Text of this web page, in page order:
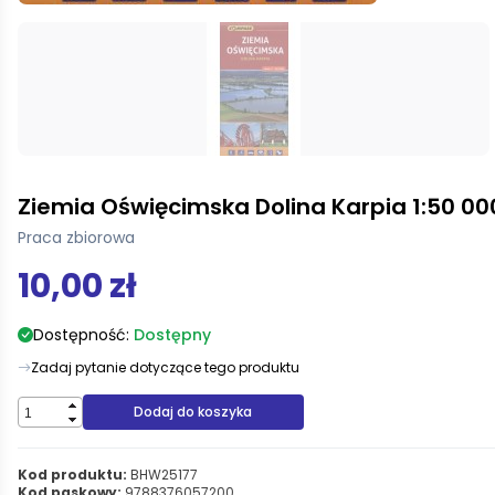
Ziemia Oświęcimska Dolina Karpia 1:50
Praca zbiorowa
10,00 zł
Dostępność: Dostępny
Zadaj pytanie dotyczące tego produktu
Dodaj do koszyka
Kod produktu: BHW25177